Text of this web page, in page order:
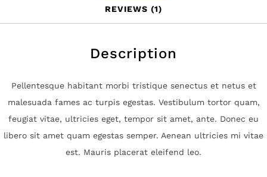
REVIEWS (1)
Description
Pellentesque habitant morbi tristique senectus et netus et
malesuada fames ac turpis egestas. Vestibulum tortor quam,
feugiat vitae, ultricies eget, tempor sit amet, ante. Donec eu
libero sit amet quam egestas semper. Aenean ultricies mi vitae
est. Mauris placerat eleifend leo.